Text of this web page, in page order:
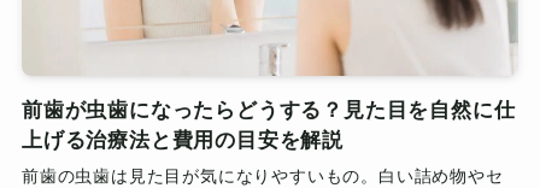
前歯が虫歯になったらどうする？見た目を自然に仕
上げる治療法と費用の目安を解説
前歯の虫歯は見た目が気になりやすいもの。白い詰め物やセ